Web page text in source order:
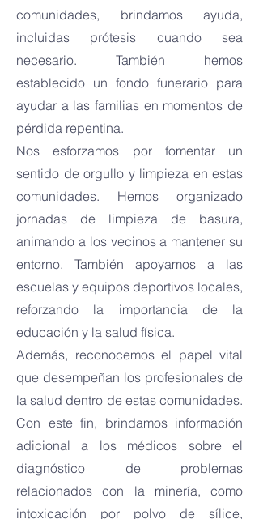
comunidades, brindamos ayuda,
incluidas prótesis cuando sea
necesario. También hemos
establecido un fondo funerario para
ayudar a las familias en momentos de
pérdida repentina.
Nos esforzamos por fomentar un
sentido de orgullo y limpieza en estas
comunidades. Hemos organizado
jornadas de limpieza de basura,
animando a los vecinos a mantener su
entorno. También apoyamos a las
escuelas y equipos deportivos locales,
reforzando la importancia de la
educación y la salud física.
Además, reconocemos el papel vital
que desempeñan los profesionales de
la salud dentro de estas comunidades.
Con este fin, brindamos información
adicional a los médicos sobre el
diagnóstico de problemas
relacionados con la minería, como
intoxicación por polvo de sílice,